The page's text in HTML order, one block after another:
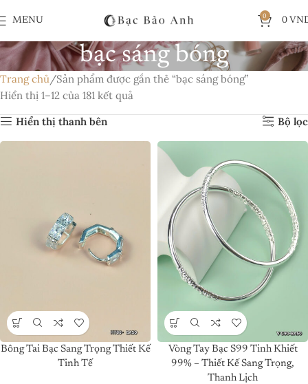
MENU
0
0
bạc sáng bóng
Trang chủ Sản phẩm được gắn thẻ “bạc sáng bóng”
Hiển thị 1–12 của 181 kết quả
Hiển thị thanh bên
Bộ lọc
Bông Tai Bạc Sang Trọng Thiết Kế
Tinh Tế
Vòng Tay Bạc S99 Tinh Khiết
99% – Thiết Kế Sang Trọng,
Thanh Lịch